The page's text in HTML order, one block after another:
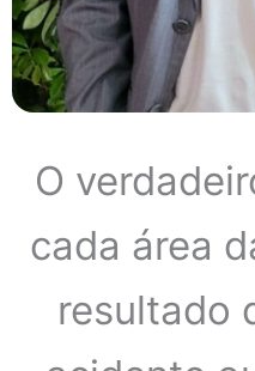
O
cada área
resultado